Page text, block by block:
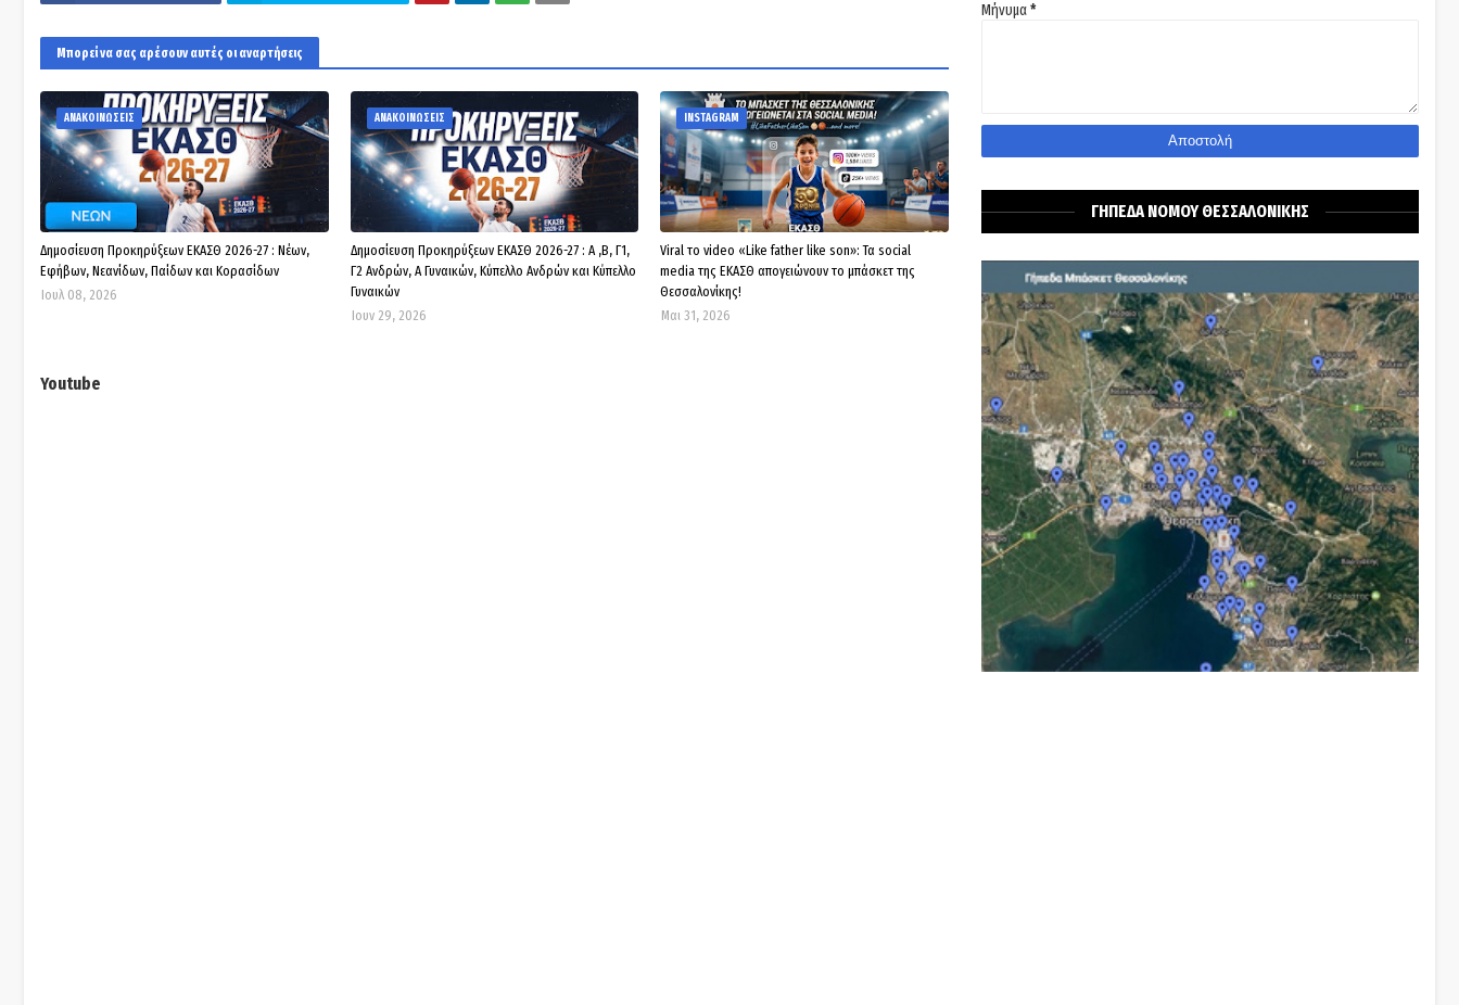
Μπορεί να σας αρέσουν αυτές οι αναρτήσεις
ΑΝΑΚΟΙΝΩΣΕΙΣ
Δημοσίευση Προκηρύξεων ΕΚΑΣΘ 2026-27 : Νέων,
Εφήβων, Νεανίδων, Παίδων και Κορασίδων
Ιουλ 08, 2026
ΑΝΑΚΟΙΝΩΣΕΙΣ
Δημοσίευση Προκηρύξεων ΕΚΑΣΘ 2026-27 : Α ,Β, Γ1,
Γ2 Ανδρών, Α Γυναικών, Κύπελλο Ανδρών και Κύπελλο
Γυναικών
Ιουν 29, 2026
INSTAGRAM
Viral το video «Like father like son»: Τα social
media της ΕΚΑΣΘ απογειώνουν το μπάσκετ της
Θεσσαλονίκης!
Μαι 31, 2026
Youtube
Μήνυμα*
ΓΗΠΕΔΑ ΝΟΜΟΥ ΘΕΣΣΑΛΟΝΙΚΗΣ